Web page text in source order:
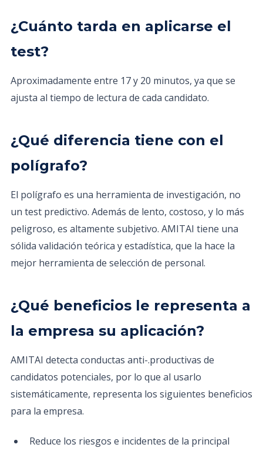
¿Cuánto tarda en aplicarse el
test?
Aproximadamente entre 17 y 20 minutos, ya que se
ajusta al tiempo de lectura de cada candidato.
¿Qué diferencia tiene con el
polígrafo?
El polígrafo es una herramienta de investigación, no
un test predictivo. Además de lento, costoso, y lo más
peligroso, es altamente subjetivo. AMITAI tiene una
sólida validación teórica y estadística, que la hace la
mejor herramienta de selección de personal.
¿Qué beneficios le representa a
la empresa su aplicación?
AMITAI detecta conductas anti-.productivas de
candidatos potenciales, por lo que al usarlo
sistemáticamente, representa los siguientes beneficios
para la empresa.
Reduce los riesgos e incidentes de la principal